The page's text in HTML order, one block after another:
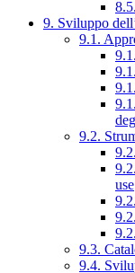
9. Sviluppo
9.1.
9.2.
use
9.3.
9.4.